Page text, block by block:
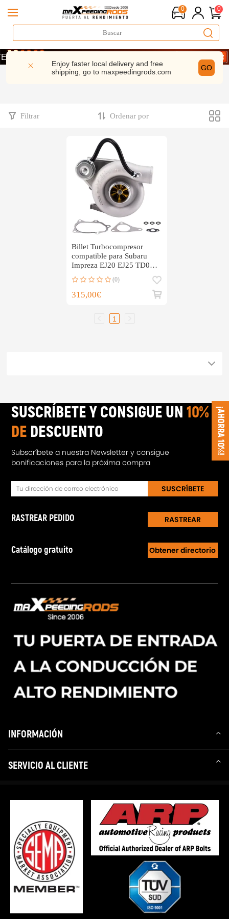
0 0
AHORRA UN 10% · CÓDIGO: WELCOME
AHORRA UN 10% · CÓDIGO: WELCOME
AHORRA UN 10% · CÓDIGO: WELCOME
Enjoy faster local delivery and free
shipping, go to maxpeedingrods.com GO
Filtrar Ordenar por
Billet Turbocompresor
compatible para Subaru
Impreza EJ20 EJ25 TD05
(0)
315,00€
1
¡AHORRA 10%!
SUSCRÍBETE Y CONSIGUE UN10%
DE DESCUENTO
Subscríbete a nuestra Newsletter y consigue
bonificaciones para la próxima compra
SUSCRÍBETE
RASTREAR PEDIDO RASTREAR
Catálogo gratuito Obtener directorio
INFORMACIÓN
SERVICIO AL CLIENTE